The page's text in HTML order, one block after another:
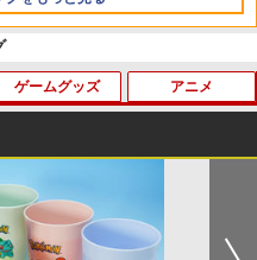
の刃」無限城編 第一章 猗
レスホリパッド TURBO for
2 ルビーマゼンタ [N
：スカイライン リマスター
スペシャル・エディション
ゲームグッズ
アナログスティック・スラ
修理用基板 部品 パーツ L R
ック オリジナルウエス スラ
アニメ
そ松さん 第五松（初回生産
ray DISC）/Blu−ray Dis